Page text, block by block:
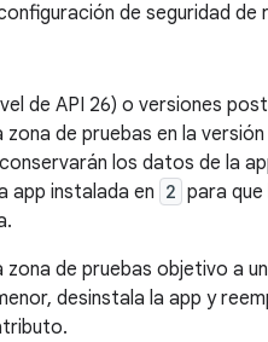
de seguridad de
de API 26) o versiones
de pruebas en la
los datos de la
app instalada en 2 para
de pruebas objetivo a
desinstala la app y